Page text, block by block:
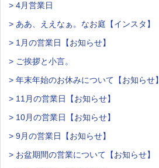
> 4月営業日
> ああ、ええなぁ。なお庭【インスタ】
> 1月の営業日【お知らせ】
> ご挨拶と小言。
> 年末年始のお休みについて【お知らせ】
> 11月の営業日【お知らせ】
> 10月の営業日【お知らせ】
> 9月の営業日【お知らせ】
> お盆期間の営業について【お知らせ】